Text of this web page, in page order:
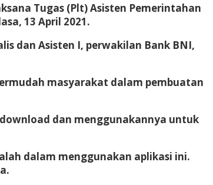
Tugas (Plt) Asisten Pemerintahan
13 April 2021.
dan Asisten I, perwakilan Bank BNI,
masyarakat dalam pembuatan
dan menggunakannya untuk
dalam menggunakan aplikasi ini.